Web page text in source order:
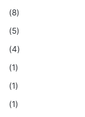
(8)
(5)
(4)
(1)
(1)
(1)